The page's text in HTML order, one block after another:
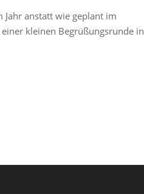
anstatt wie geplant im
kleinen Begrüßungsrunde in